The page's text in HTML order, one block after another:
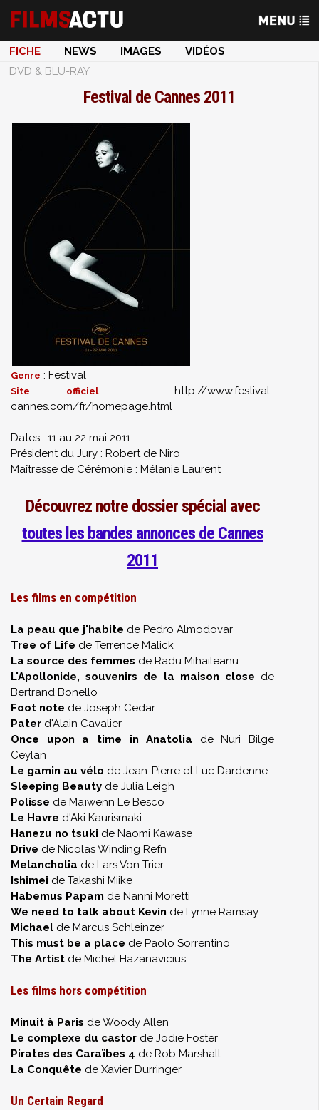
FICHE NEWS IMAGES
VIDÉOS
DVD & BLU-RAY
Festival de Cannes 2011
Genre : Festival
Site officiel: http://www.festival-
cannes.com/fr/homepage.html
Dates : 11 au 22 mai 2011
Président du Jury : Robert de Niro
Maîtresse de Cérémonie : Mélanie Laurent
Découvrez notre dossier spécial avec
toutes les bandes annonces de Cannes
2011
Les films en compétition
La peau que j'habite de Pedro Almodovar
Tree of Life de Terrence Malick
La source des femmes de Radu Mihaileanu
L'Apollonide, souvenirs de la maison close de
Bertrand Bonello
Foot note de Joseph Cedar
Pater d'Alain Cavalier
Once upon a time in Anatolia de Nuri Bilge
Ceylan
Le gamin au vélo de Jean-Pierre et Luc Dardenne
Sleeping Beauty de Julia Leigh
Polisse de Maïwenn Le Besco
Le Havre d'Aki Kaurismaki
Hanezu no tsuki de Naomi Kawase
Drive de Nicolas Winding Refn
Melancholia de Lars Von Trier
Ishimei de Takashi Miike
Habemus Papam de Nanni Moretti
We need to talk about Kevin de Lynne Ramsay
Michael de Marcus Schleinzer
This must be a place de Paolo Sorrentino
The Artist de Michel Hazanavicius
Les films hors compétition
Minuit à Paris de Woody Allen
Le complexe du castor de Jodie Foster
Pirates des Caraïbes 4 de Rob Marshall
La Conquête de Xavier Durringer
Un Certain Regard